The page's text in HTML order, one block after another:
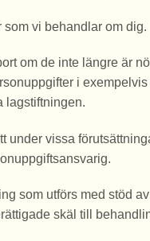
som vi behandlar om dig.
om de inte längre är
i
lagstiftningen.
under vissa
som utförs med stöd
skäl till